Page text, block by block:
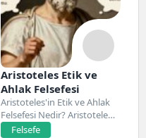
Aristoteles Etik ve
Ahlak Felsefesi
Aristoteles'in Etik ve Ahlak
Felsefesi Nedir? Aristoteles,
Antik Yunan felsefesinin...
Felsefe